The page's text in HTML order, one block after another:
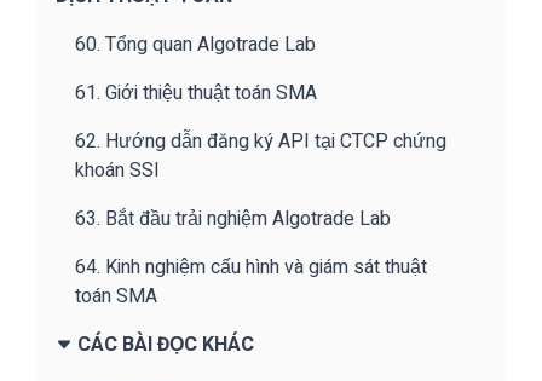
60. Tổng quan Algotrade Lab
61. Giới thiệu thuật toán SMA
62. Hướng dẫn đăng ký API tại CTCP chứng
khoán SSI
63. Bắt đầu trải nghiệm Algotrade Lab
64. Kinh nghiệm cấu hình và giám sát thuật
toán SMA
CÁC BÀI ĐỌC KHÁC